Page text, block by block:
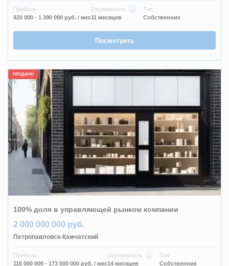
Прибыль
920 000 - 1 390 000 руб. / мес
Окупаемость
11 месяцев
Тип
Собственник
Посмотреть
ПРОДАНО
100% доля в управляющей рынком компании
2 000 000 000 руб.
Петропавловск-Камчатский
Прибыль
116 000 000 - 173 000 000 руб. / мес
Окупаемость
14 месяцев
Тип
Собственник